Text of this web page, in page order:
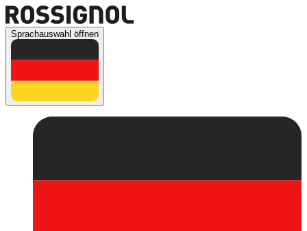
Sprachauswahl öffnen